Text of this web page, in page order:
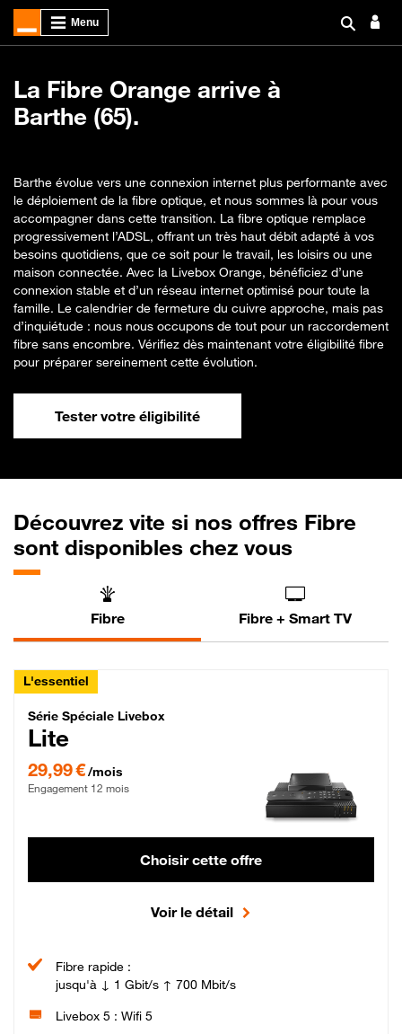
La Fibre Orange arrive à
Barthe (65).
Barthe évolue vers une connexion internet plus performante avec
le déploiement de la fibre optique, et nous sommes là pour vous
accompagner dans cette transition. La fibre optique remplace
progressivement l’ADSL, offrant un très haut débit adapté à vos
besoins quotidiens, que ce soit pour le travail, les loisirs ou une
maison connectée. Avec la Livebox Orange, bénéficiez d’une
connexion stable et d’un réseau internet optimisé pour toute la
famille. Le calendrier de fermeture du cuivre approche, mais pas
d’inquiétude : nous nous occupons de tout pour un raccordement
fibre sans encombre. Vérifiez dès maintenant votre éligibilité fibre
pour préparer sereinement cette évolution.
Tester votre éligibilité
Découvrez vite si nos offres Fibre
sont disponibles chez vous
Fibre Fibre + Smart TV
L'essentiel
Série Spéciale Livebox Lite Fibre
Série Spéciale Livebox
Lite
29,99 €/mois
Engagement 12 mois
Choisir cette offre
Voir le détail
Fibre rapide :
jusqu'à ↓ 1 Gbit/s ↑ 700 Mbit/s
Livebox 5 : Wifi 5